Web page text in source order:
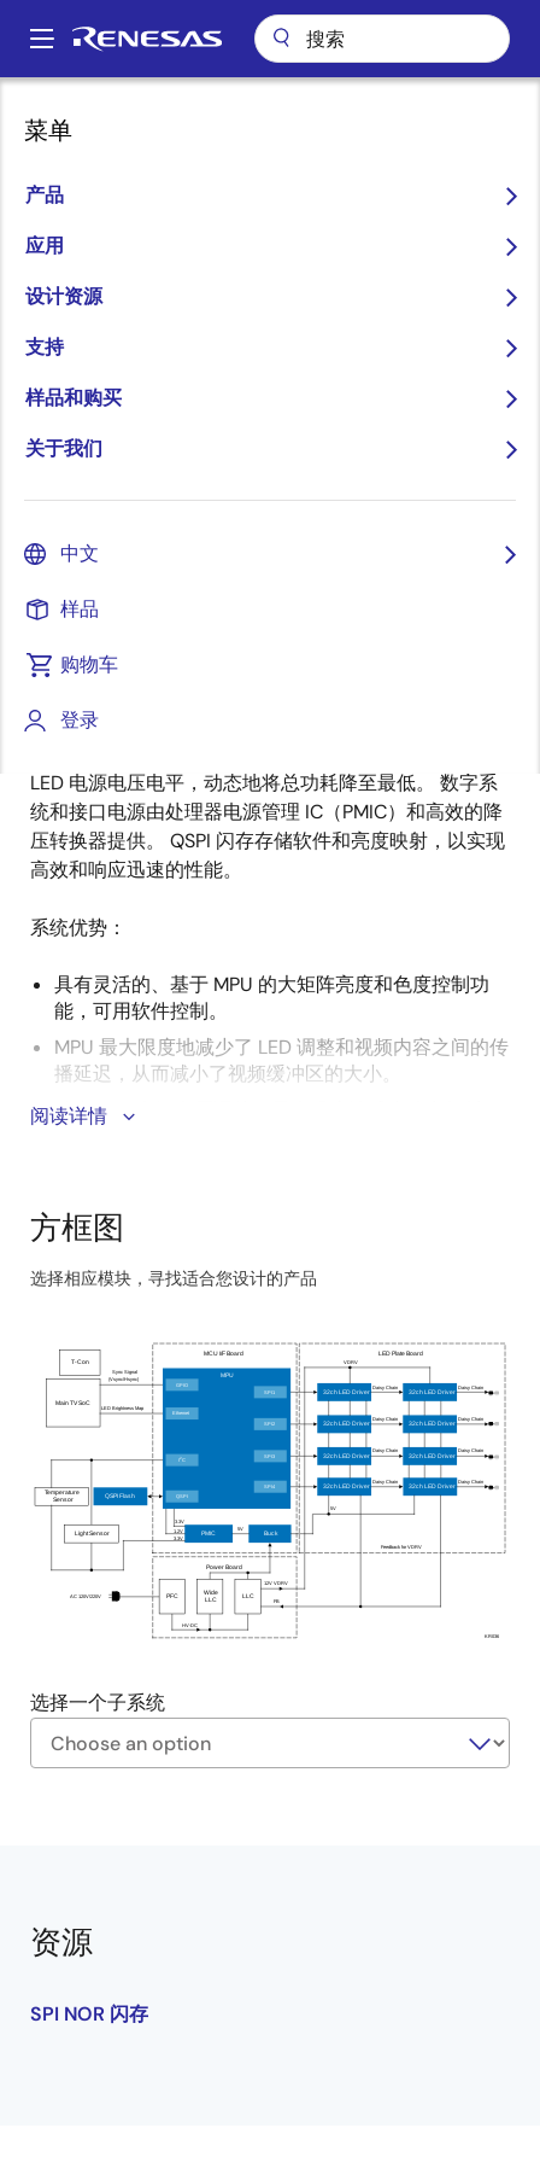
到
Main
菜单
产品
应用
设计资源
支持
样品和购买
关于我们
中文
样品
购物车
登录
面
包
屑
Mini-LED 电视背光装置 - 大型矩阵
Mini-LED 电视背光装置 -
大型矩阵
跳转至页面部分：
概述
述
描
32 通道 LED 背光驱动器搭配，控制用于最先进电视的大
LED 电源电压电平，动态地将总功耗降至最低。 数字系
统和接口电源由处理器电源管理 IC（PMIC）和高效的降
压转换器提供。 QSPI 闪存存储软件和亮度映射，以实现
高效和响应迅速的性能。
系统优势：
具有灵活的、基于 MPU 的大矩阵亮度和色度控制功
能，可用软件控制。
MPU 最大限度地减少了 LED 调整和视频内容之间的传
播延迟，从而减小了视频缓冲区的大小。
动态 LED 电源电压调节可最大限度地减少功率损耗。
电。
阅读详情
方框图
选择相应模块，寻找适合您设计的产品
block
diagram
KR036
T-Con
Main TV SoC
Temperature
Sensor
QSPI Flash
PMIC Buck
32ch LED Driver
32ch LED Driver
32ch LED Driver
32ch LED Driver
32ch LED Driver
32ch LED Driver
32ch LED Driver
32ch LED Driver
Daisy Chain
Daisy Chain
Daisy Chain
Daisy Chain
Daisy Chain
Daisy Chain
Daisy Chain
Daisy Chain
Sync Signal
(Vsync/Hsync)
LED Brightness Map
VDRV
5V
Feedback for VDRV
12V VDRV
FB
HV-DC
AC 120V/220V
MCU I/F Board
Power Board
LED Plate Board
3.3V
1.2V
3.3V
5V
PFC
Wide
LLC
LLC
MPU
GPIO
Ethernet
I2C
QSPI
SPI1
SPI2
SPI3
SPI4
Light Sensor
选择一个子系统
资源
SPI NOR 闪存